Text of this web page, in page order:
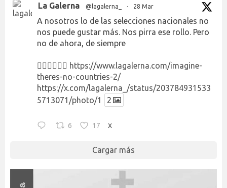
La Galerna @lagalerna_ · 28 Mar
A nosotros lo de las selecciones nacionales no
nos puede gustar más. Nos pirra ese rollo. Pero
no de ahora, de siempre
👉🏻👉🏻👉🏻 https://www.lagalerna.com/imagine-
theres-no-countries-2/
https://x.com/lagalerna_/status/203784931533
5713071/photo/1
2
6 17 X
Cargar más